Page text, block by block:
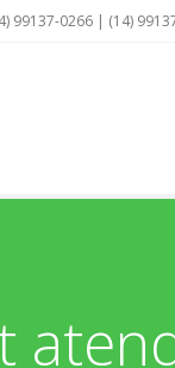
99137-0266 | (14)